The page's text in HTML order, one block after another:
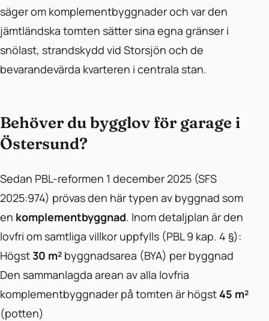
säger om komplementbyggnader och var den
jämtländska tomten sätter sina egna gränser i
snölast, strandskydd vid Storsjön och de
bevarandevärda kvarteren i centrala stan.
Behöver du bygglov för garage i
Östersund?
Sedan PBL-reformen 1 december 2025 (SFS
2025:974) prövas den här typen av byggnad som
en komplementbyggnad. Inom detaljplan är den
lovfri om samtliga villkor uppfylls (PBL 9 kap. 4 §):
Högst30 m² byggnadsarea (BYA) per byggnad
Den sammanlagda arean av alla lovfria
komplementbyggnader på tomten är högst 45 m²
(potten)